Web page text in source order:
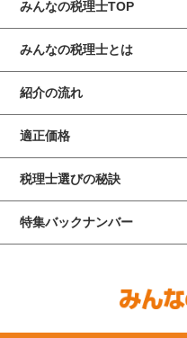
みんなの税理士TOP
みんなの税理士とは
紹介の流れ
適正価格
税理士選びの秘訣
特集バックナンバー